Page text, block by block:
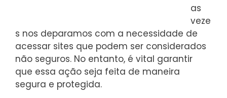
as
veze
s nos deparamos com a necessidade de
acessar sites que podem ser considerados
não seguros. No entanto, é vital garantir
que essa ação seja feita de maneira
segura e protegida.